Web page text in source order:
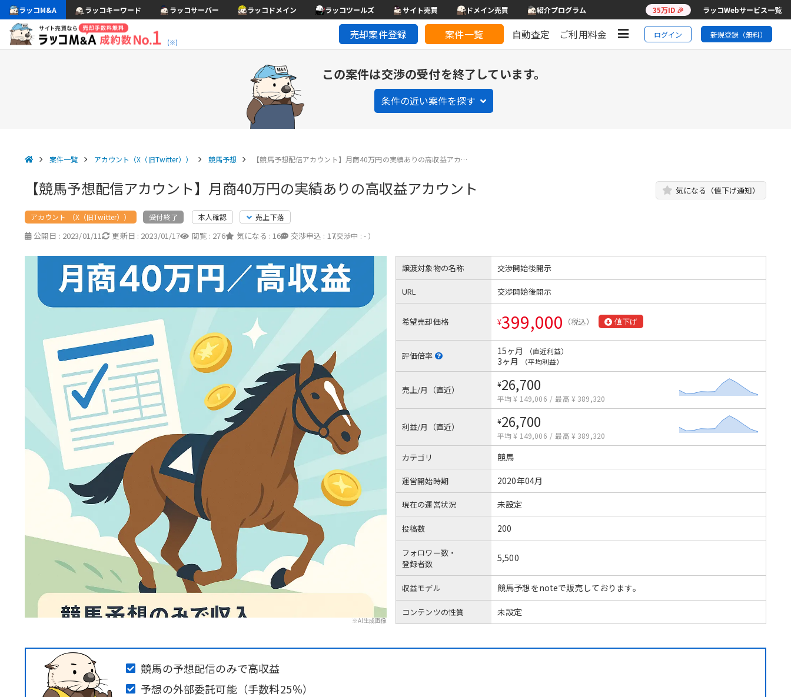
ラッコM&A ラッコキーワード ラッコサーバー ラッコドメイン ラッコツールズ サイト売買 ドメイン売買 紹介プログラム 35万ID 🎉 ラッコWebサービス一覧
(※)
売却案件登録 案件一覧 自動査定 ご利用料金 ログイン 新規登録（無料）
この案件は交渉の受付を終了しています。
条件の近い案件を探す
案件一覧 アカウント（X（旧Twitter）） 競馬予想 【競馬予想配信アカウント】月商40万円の実績ありの高収益アカ…
【競馬予想配信アカウント】月商40万円の実績ありの高収益アカウント 気になる（値下げ通知）
アカウント （X（旧Twitter）） 受付終了 本人確認 売上下落
公開日 : 2023/01/11 更新日 : 2023/01/17 閲覧 : 276 気になる : 16 交渉申込 : 17
（交渉中 : - ）
※AI生成画像
譲渡対象物の名称 交渉開始後開示
URL 交渉開始後開示
希望売却価格 ¥399,000 （税込） 値下げ
評価倍率 15ヶ月 （直近利益）
3ヶ月 （平均利益）
売上/月（直近）
¥26,700
平均 ¥ 149,006 / 最高 ¥ 389,320
利益/月（直近）
¥26,700
平均 ¥ 149,006 / 最高 ¥ 389,320
カテゴリ 競馬
運営開始時期 2020年04月
現在の運営状況 未設定
投稿数 200
フォロワー数・
登録者数
5,500
収益モデル 競馬予想をnoteで販売しております。
コンテンツの性質 未設定
競馬の予想配信のみで高収益
予想の外部委託可能（手数料25％）